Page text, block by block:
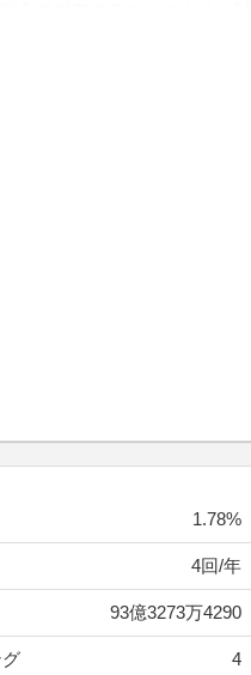
1.78%
4回/年
93億3273万4290
4